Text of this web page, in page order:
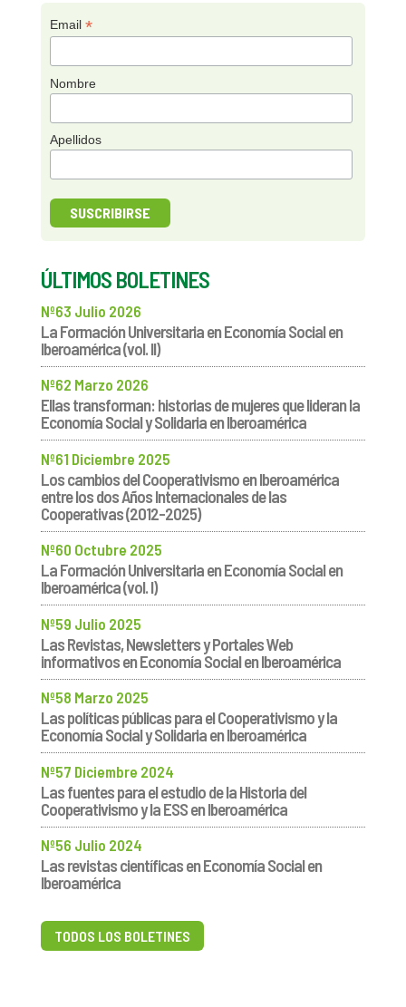
Email *
Nombre
Apellidos
ÚLTIMOS BOLETINES
Nº63 Julio 2026
La Formación Universitaria en Economía Social en
Iberoamérica (vol. II)
Nº62 Marzo 2026
Ellas transforman: historias de mujeres que lideran la
Economía Social y Solidaria en Iberoamérica
Nº61 Diciembre 2025
Los cambios del Cooperativismo en Iberoamérica
entre los dos Años Internacionales de las
Cooperativas (2012-2025)
Nº60 Octubre 2025
La Formación Universitaria en Economía Social en
Iberoamérica (vol. I)
Nº59 Julio 2025
Las Revistas, Newsletters y Portales Web
informativos en Economía Social en Iberoamérica
Nº58 Marzo 2025
Las políticas públicas para el Cooperativismo y la
Economía Social y Solidaria en Iberoamérica
Nº57 Diciembre 2024
Las fuentes para el estudio de la Historia del
Cooperativismo y la ESS en Iberoamérica
Nº56 Julio 2024
Las revistas científicas en Economía Social en
Iberoamérica
TODOS LOS BOLETINES